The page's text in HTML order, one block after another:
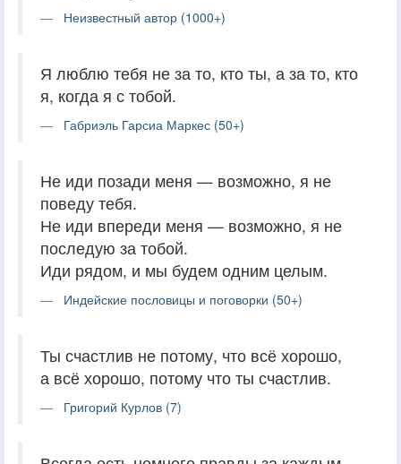
Неизвестный автор (1000+)
Я люблю тебя не за то, кто ты, а за то, кто
я, когда я с тобой.
Габриэль Гарсиа Маркес (50+)
Не иди позади меня — возможно, я не
поведу тебя.
Не иди впереди меня — возможно, я не
последую за тобой.
Иди рядом, и мы будем одним целым.
Индейские пословицы и поговорки (50+)
Ты счастлив не потому, что всё хорошо,
а всё хорошо, потому что ты счастлив.
Григорий Курлов (7)